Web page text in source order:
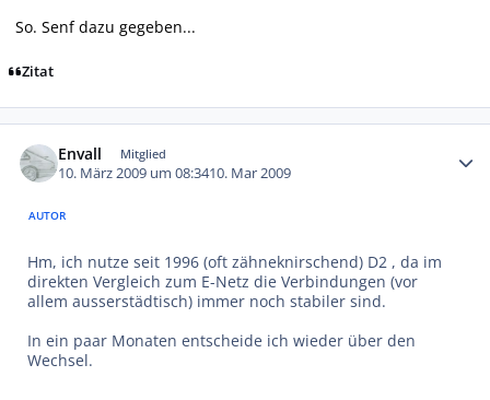
So. Senf dazu gegeben...
Zitat
Envall Mitglied
10. März 2009 um 08:3410. Mar 2009
AUTOR
Hm, ich nutze seit 1996 (oft zähneknirschend) D2 , da im
direkten Vergleich zum E-Netz die Verbindungen (vor
allem ausserstädtisch) immer noch stabiler sind.
In ein paar Monaten entscheide ich wieder über den
Wechsel.